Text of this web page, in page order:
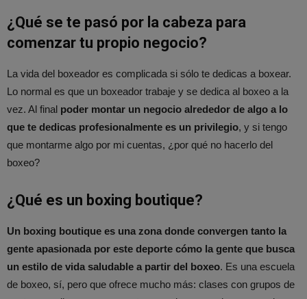
¿Qué se te pasó por la cabeza para
comenzar tu propio negocio?
La vida del boxeador es complicada si sólo te dedicas a boxear.
Lo normal es que un boxeador trabaje y se dedica al boxeo a la
vez. Al final poder montar un negocio alrededor de algo a lo
que te dedicas profesionalmente es un privilegio, y si tengo
que montarme algo por mi cuentas, ¿por qué no hacerlo del
boxeo?
¿Qué es un boxing boutique?
Un boxing boutique es una zona donde convergen tanto la
gente apasionada por este deporte cómo la gente que busca
un estilo de vida saludable a partir del boxeo. Es una escuela
de boxeo, sí, pero que ofrece mucho más: clases con grupos de